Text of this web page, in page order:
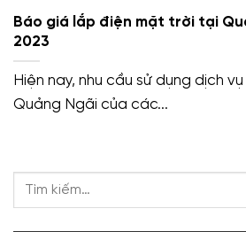
Báo giá lắp điện mặt trời tại
2023
Hiện nay, nhu cầu sử dụng dịch
Quảng Ngãi của các...